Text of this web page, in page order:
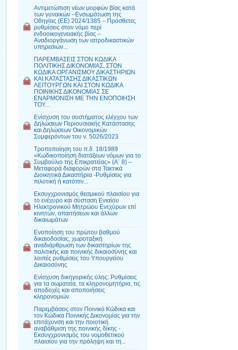
Αντιμετώπιση νέων μορφών βίας κατά
των γυναικών –Ενσωμάτωση της
Οδηγίας (ΕΕ) 2024/1385 – Πρόσθετες
ρυθμίσεις στον νόμο περί
ενδοοικογενειακής βίας –
Αναδιοργάνωση των ιατροδικαστικών
υπηρεσιών...
ΠΑΡΕΜΒΑΣΕΙΣ ΣΤΟΝ ΚΩΔΙΚΑ
ΠΟΛΙΤΙΚΗΣ ΔΙΚΟΝΟΜΙΑΣ, ΣΤΟΝ
ΚΩΔΙΚΑ ΟΡΓΑΝΙΣΜΟΥ ΔΙΚΑΣΤΗΡΙΩΝ
ΚΑΙ ΚΑΤΑΣΤΑΣΗΣ ΔΙΚΑΣΤΙΚΩΝ
ΛΕΙΤΟΥΡΓΩΝ ΚΑΙ ΣΤΟΝ ΚΩΔΙΚΑ
ΠΟΙΝΙΚΗΣ ΔΙΚΟΝΟΜΙΑΣ ΣΕ
ΕΝΑΡΜΟΝΙΣΗ ΜΕ ΤΗΝ ΕΝΟΠΟΙΗΣΗ
ΤΟΥ...
Ενίσχυση του συστήματος ελέγχου των
Δηλώσεων Περιουσιακής Κατάστασης
και Δηλώσεων Οικονομικών
Συμφερόντων του ν. 5026/2023
Τροποποίηση του π.δ. 18/1989
«Κωδικοποίηση διατάξεων νόμων για το
Συμβούλιο της Επικρατείας» (Α΄ 8) –
Μεταφορά διαφορών στα Τακτικά
Διοικητικά Δικαστήρια -Ρυθμίσεις για
πιλοτική ή κατόπιν...
Εκσυγχρονισμός θεσμικού πλαισίου για
το ενέχυρο και σύσταση Ενιαίου
Ηλεκτρονικού Μητρώου Ενεχύρων επί
κινητών, απαιτήσεων και άλλων
δικαιωμάτων
Ενοποίηση του πρώτου βαθμού
δικαιοδοσίας, χωροταξική
αναδιάρθρωση των δικαστηρίων της
πολιτικής και ποινικής δικαιοσύνης και
λοιπές ρυθμίσεις του Υπουργείου
Δικαιοσύνης
Ενίσχυση δικηγορικής ύλης: Ρυθμίσεις
για τα σωματεία, τα κληρονομητήρια, τις
αποδοχές και αποποιήσεις
κληρονομιών
Παρεμβάσεις στον Ποινικό Κώδικα και
τον Κώδικα Ποινικής Δικονομίας για την
επιτάχυνση και την ποιοτική
αναβάθμιση της ποινικής δίκης -
Εκσυγχρονισμός του νομοθετικού
πλαισίου για την πρόληψη και τη...